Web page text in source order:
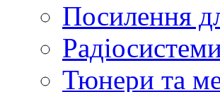
Посилення
Тюнери та